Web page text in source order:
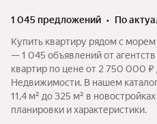
1 045 предложений •
по
Купить квартиру рядом с
— 1 045 объявлений от
квартир по цене от 2 750 000
Недвижимости. В нашем
11,4 м² до 325 м² в
планировки и характеристики.